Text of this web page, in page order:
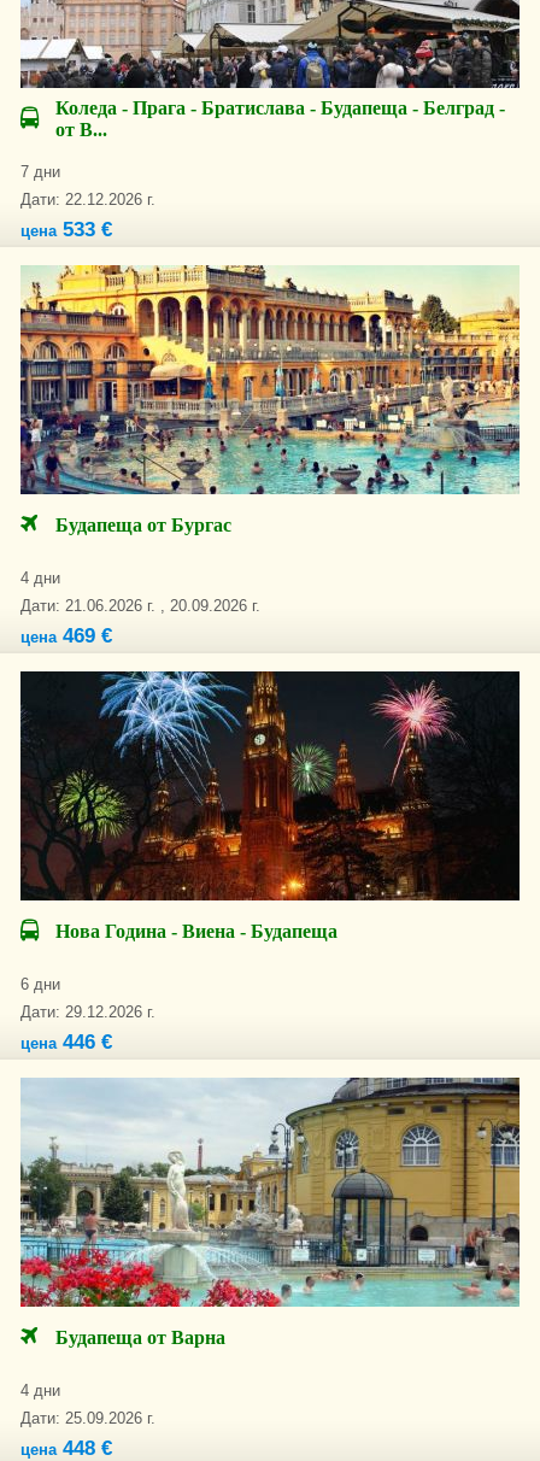
Коледа - Прага - Братислава - Будапеща - Белград -
от В...
7 дни
Дати: 22.12.2026 г.
цена533 €
Будапеща от Бургас
4 дни
Дати: 21.06.2026 г. , 20.09.2026 г.
цена469 €
Нова Година - Виена - Будапеща
6 дни
Дати: 29.12.2026 г.
цена446 €
Будапеща от Варна
4 дни
Дати: 25.09.2026 г.
цена448 €